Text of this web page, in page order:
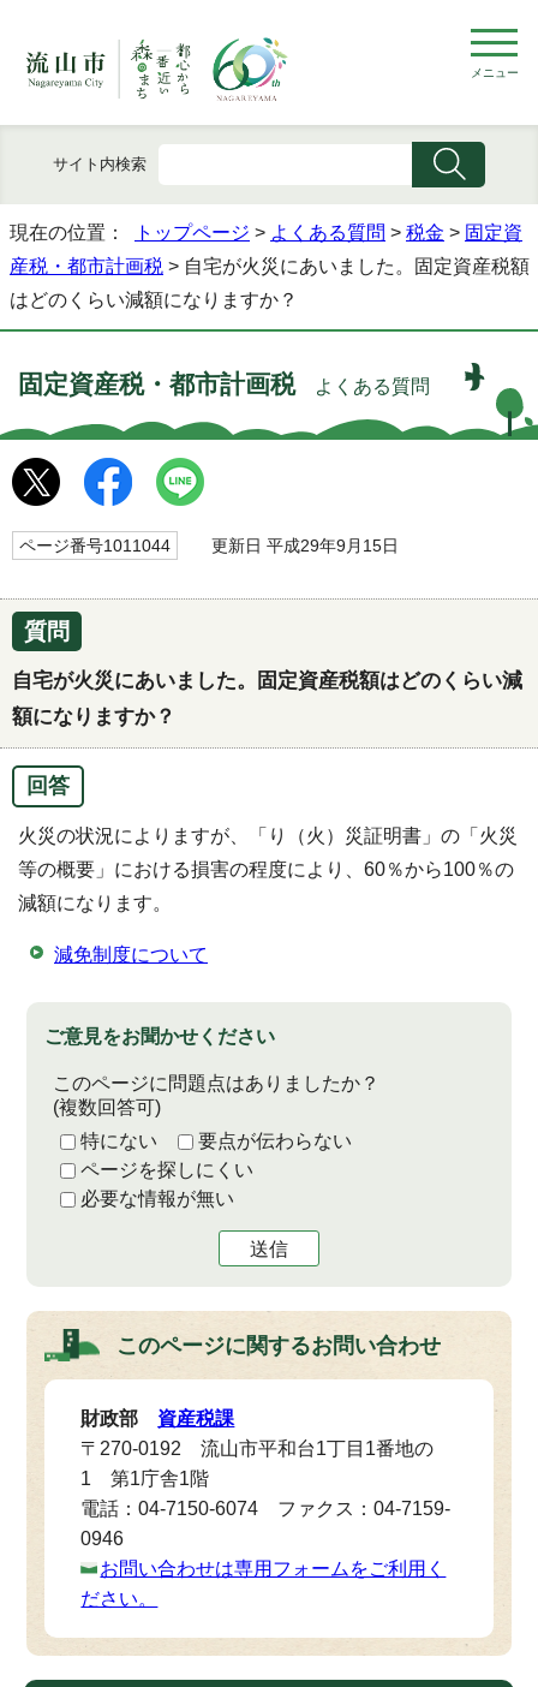
メニュー
サイト内検索
現在の位置： トップページ > よくある質問 > 税金 > 固定資
産税・都市計画税 > 自宅が火災にあいました。固定資産税額
はどのくらい減額になりますか？
固定資産税・都市計画税よくある質問
ページ番号1011044 更新日 平成29年9月15日
質問
自宅が火災にあいました。固定資産税額はどのくらい減
額になりますか？
回答
火災の状況によりますが、「り（火）災証明書」の「火災
等の概要」における損害の程度により、60％から100％の
減額になります。
減免制度について
ご意見をお聞かせください
このページに問題点はありましたか？
(複数回答可)
特にない
要点が伝わらない
ページを探しにくい
必要な情報が無い
送信
このページに関するお問い合わせ
財政部 資産税課
〒270-0192 流山市平和台1丁目1番地の
1 第1庁舎1階
電話：04-7150-6074 ファクス：04-7159-
0946
お問い合わせは専用フォームをご利用く
ださい。